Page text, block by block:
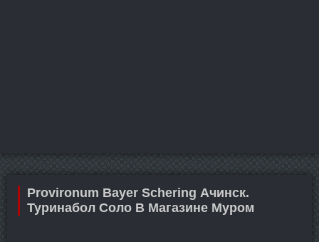
Provironum Bayer Schering Ачинск.
Туринабол Соло В Магазине Муром